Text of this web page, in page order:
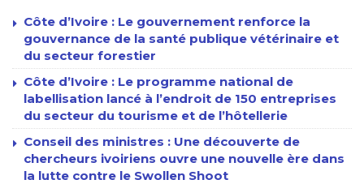
Côte d’Ivoire : Le gouvernement renforce la
gouvernance de la santé publique vétérinaire et
du secteur forestier
Côte d’Ivoire : Le programme national de
labellisation lancé à l’endroit de 150 entreprises
du secteur du tourisme et de l’hôtellerie
Conseil des ministres : Une découverte de
chercheurs ivoiriens ouvre une nouvelle ère dans
la lutte contre le Swollen Shoot